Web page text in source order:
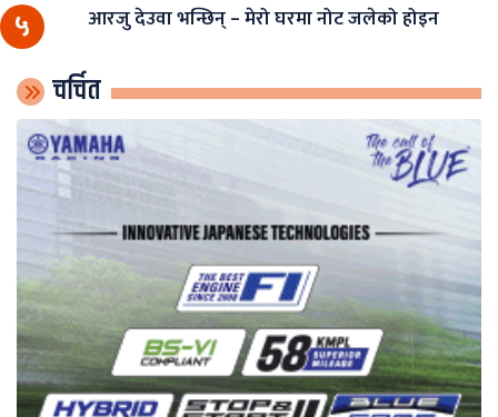
५ आरजु देउवा भन्छिन् – मेरो घरमा नोट जलेको होइन
चर्चित